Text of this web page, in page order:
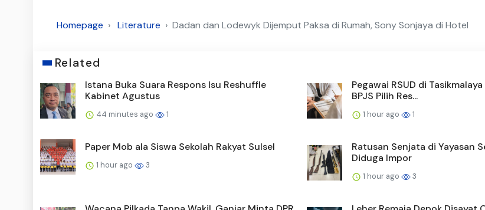
Homepage Literature Dadan dan Lodewyk Dijemput Paksa di Rumah, Sony Sonjaya di Hotel
Related
Istana Buka Suara Respons Isu Reshuffle
Kabinet Agustus
44 minutes ago 1
Pegawai RSUD di
BPJS Pilih Res...
1 hour ago 1
Paper Mob ala Siswa Sekolah Rakyat Sulsel
1 hour ago 3
Ratusan Senjata di Yayasan
Diduga Impor
1 hour ago 3